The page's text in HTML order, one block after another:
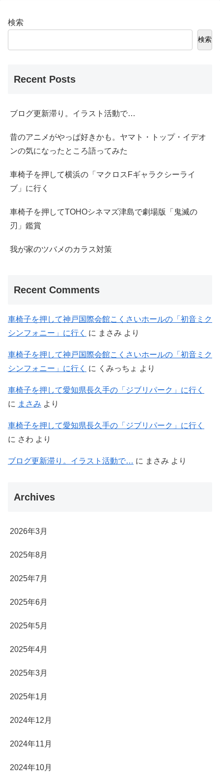
検索
検索
Recent Posts
ブログ更新滞り。イラスト活動で…
昔のアニメがやっぱ好きかも。ヤマト・トップ・イデオ
ンの気になったところ語ってみた
車椅子を押して横浜の「マクロスFギャラクシーライ
ブ」に行く
車椅子を押してTOHOシネマズ津島で劇場版「鬼滅の
刃」鑑賞
我が家のツバメのカラス対策
Recent Comments
車椅子を押して神戸国際会館こくさいホールの「初音ミク
シンフォニー」に行く
に まさみ より
車椅子を押して神戸国際会館こくさいホールの「初音ミク
シンフォニー」に行く
に くみっちょ より
車椅子を押して愛知県長久手の「ジブリパーク」に行く
に まさみ より
車椅子を押して愛知県長久手の「ジブリパーク」に行く
に さわ より
ブログ更新滞り。イラスト活動で… に まさみ より
Archives
2026年3月
2025年8月
2025年7月
2025年6月
2025年5月
2025年4月
2025年3月
2025年1月
2024年12月
2024年11月
2024年10月